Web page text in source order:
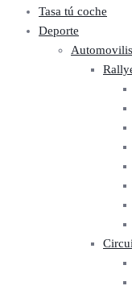
Tasa tú coche
Deporte